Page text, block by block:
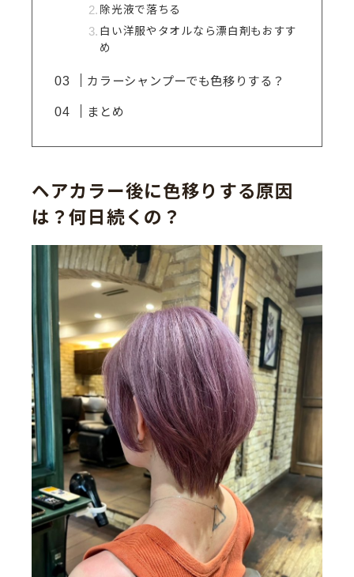
除光液で落ちる
白い洋服やタオルなら漂白剤もおすす
め
カラーシャンプーでも色移りする？
まとめ
ヘアカラー後に色移りする原因
は？何日続くの？